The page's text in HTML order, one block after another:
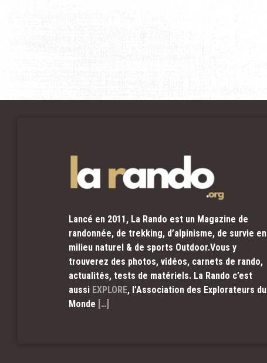
Lancé en 2011, La Rando est un Magazine de
randonnée, de trekking, d’alpinisme, de survie en
milieu naturel & de sports Outdoor.Vous y
trouverez des photos, vidéos, carnets de rando,
actualités, tests de matériels. La Rando c’est
aussi EXPLORE, l’Association des Explorateurs du
Monde […]